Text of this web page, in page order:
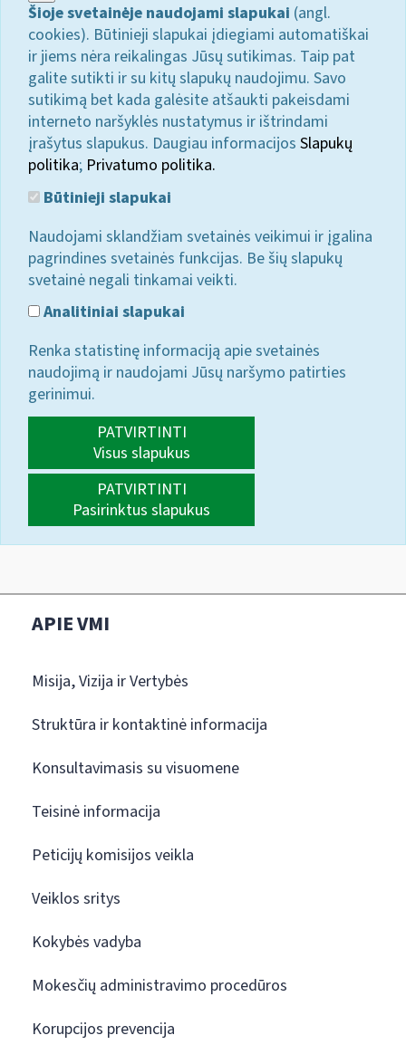
Šioje svetainėje naudojami slapukai (angl.
cookies). Būtinieji slapukai įdiegiami automatiškai
ir jiems nėra reikalingas Jūsų sutikimas. Taip pat
galite sutikti ir su kitų slapukų naudojimu. Savo
sutikimą bet kada galėsite atšaukti pakeisdami
interneto naršyklės nustatymus ir ištrindami
įrašytus slapukus. Daugiau informacijos Slapukų
politika; Privatumo politika.
Būtinieji slapukai
Naudojami sklandžiam svetainės veikimui ir įgalina
pagrindines svetainės funkcijas. Be šių slapukų
svetainė negali tinkamai veikti.
Analitiniai slapukai
Renka statistinę informaciją apie svetainės
naudojimą ir naudojami Jūsų naršymo patirties
gerinimui.
PATVIRTINTI
Visus slapukus
PATVIRTINTI
Pasirinktus slapukus
APIE VMI
Misija, Vizija ir Vertybės
Struktūra ir kontaktinė informacija
Konsultavimasis su visuomene
Teisinė informacija
Peticijų komisijos veikla
Veiklos sritys
Kokybės vadyba
Mokesčių administravimo procedūros
Korupcijos prevencija